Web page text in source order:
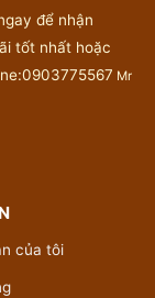
để nhận
tốt nhất hoặc
Mr
của tôi